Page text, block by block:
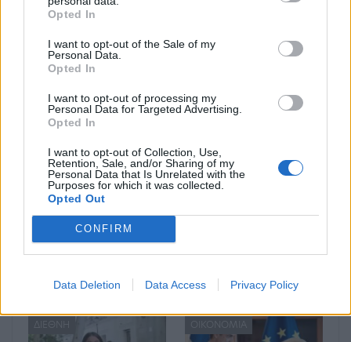
Opted In
I want to opt-out of the Sale of my
Personal Data.
Opted In
I want to opt-out of processing my
Personal Data for Targeted Advertising.
Opted In
I want to opt-out of Collection, Use,
Retention, Sale, and/or Sharing of my
Personal Data that Is Unrelated with the
Purposes for which it was collected.
Opted Out
CONFIRM
Data Deletion Data Access Privacy Policy
καταδικάσθηκε σε
φυλάκιση πέντε ετών
μάχη για τη ζωή του
Μπορεί επίσης να σε ενδιαφέρει
Ένας στους 4 αναιρεί
τα οφέλη των
υγιεινών γευμάτων με
ανθυγιεινά σνακ
Σαββατοκύριακο οι
ακτιβιστές για τα
ορυκτά καύσιμα
ΔΙΕΘΝΉ ΟΙΚΟΝΟΜΊΑ